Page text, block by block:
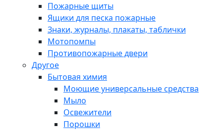
Пожарные щиты
Ящики для песка пожарные
Знаки, журналы, плакаты, таблички
Мотопомпы
Противопожарные двери
Другое
Бытовая химия
Моющие универсальные средства
Мыло
Освежители
Порошки